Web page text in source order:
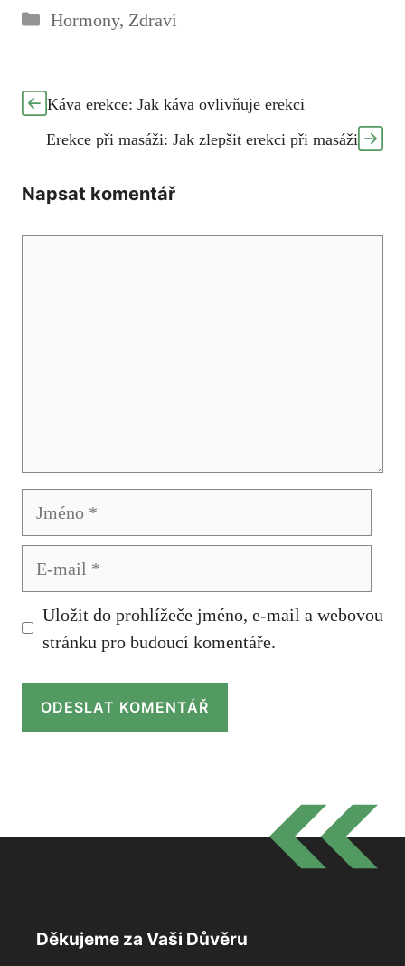
Rubriky
Hormony, Zdraví
Káva erekce: Jak káva ovlivňuje erekci
Erekce při masáži: Jak zlepšit erekci při masáži
Napsat komentář
Jméno
Uložit do prohlížeče jméno, e-mail a webovou
stránku pro budoucí komentáře.
Děkujeme za Vaši Důvěru